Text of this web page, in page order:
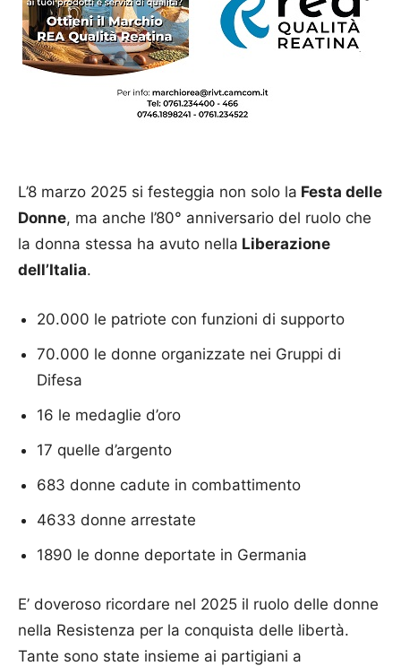
L’8 marzo 2025 si festeggia non solo la Festa delle
Donne, ma anche l’80° anniversario del ruolo che
la donna stessa ha avuto nella Liberazione
dell’Italia.
20.000 le patriote con funzioni di supporto
70.000 le donne organizzate nei Gruppi di
Difesa
16 le medaglie d’oro
17 quelle d’argento
683 donne cadute in combattimento
4633 donne arrestate
1890 le donne deportate in Germania
E’ doveroso ricordare nel 2025 il ruolo delle donne
nella Resistenza per la conquista delle libertà.
Tante sono state insieme ai partigiani a